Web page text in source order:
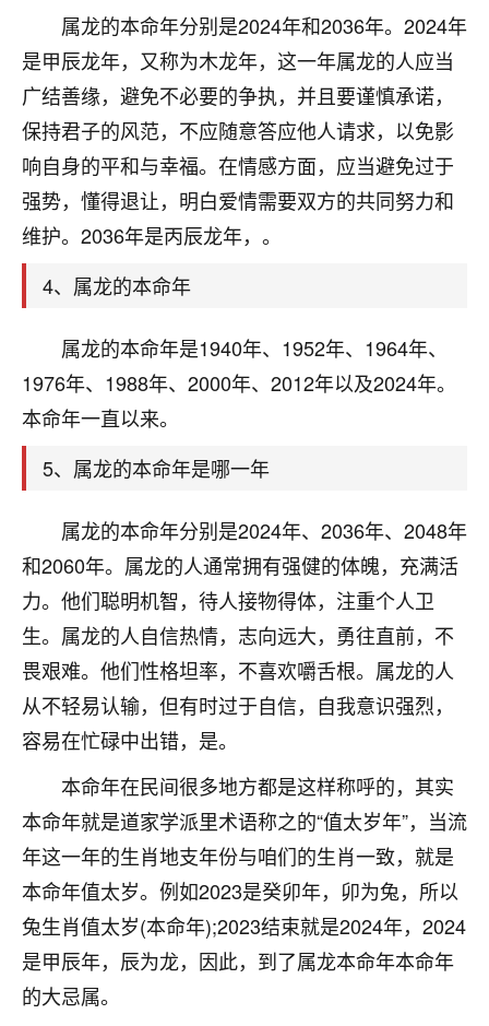
属龙的本命年分别是2024年和2036年。2024年
是甲辰龙年，又称为木龙年，这一年属龙的人应当
广结善缘，避免不必要的争执，并且要谨慎承诺，
保持君子的风范，不应随意答应他人请求，以免影
响自身的平和与幸福。在情感方面，应当避免过于
强势，懂得退让，明白爱情需要双方的共同努力和
维护。2036年是丙辰龙年，。
4、属龙的本命年
属龙的本命年是1940年、1952年、1964年、
1976年、1988年、2000年、2012年以及2024年。
本命年一直以来。
5、属龙的本命年是哪一年
属龙的本命年分别是2024年、2036年、2048年
和2060年。属龙的人通常拥有强健的体魄，充满活
力。他们聪明机智，待人接物得体，注重个人卫
生。属龙的人自信热情，志向远大，勇往直前，不
畏艰难。他们性格坦率，不喜欢嚼舌根。属龙的人
从不轻易认输，但有时过于自信，自我意识强烈，
容易在忙碌中出错，是。
本命年在民间很多地方都是这样称呼的，其实
本命年就是道家学派里术语称之的“值太岁年”，当流
年这一年的生肖地支年份与咱们的生肖一致，就是
本命年值太岁。例如2023是癸卯年，卯为兔，所以
兔生肖值太岁(本命年);2023结束就是2024年，2024
是甲辰年，辰为龙，因此，到了属龙本命年本命年
的大忌属。
心若莲花
我是做餐饮的，这两年，生意屡屡受挫，店开一家关
一家，要么生意不好，生意好的就出事。前些年攒的
家底快败光了，真是倒霉！我也想找人看看到底怎么
回事？
鹿森：你可以找老师看看，人有时不服命不行
啊！
太阳当空赵：我也做餐饮的，生意不算大，但
是我从找店开始都是找慧来老师跟进的，选
址、风水、还有开业日子，哪哪都看了，虽然
大环境不好，但是我家生意还可以，前几天又
2小时前 来自海南 18
梦醒时分
我女儿高二叛逆，大半年不上学，一说她就要死要活
做完，我女儿跟变了个人一样，不期望她能考多好的
大学，只要能安安稳稳的把书读了，身体心理都健健
康康的我就很知足了！
鹿森：可怜天下父母心啊！
3小时前 来自河北 16
付深
三个，找老师的时候是抱着侥幸心理，没想到老师看
着我晋升有望，我半信半疑的按照老师建议，做了化
太岁还有一个发钱粮，本来年前的人事调整，拖到年
后，我以为都没戏了，结果开年一上班，开会提拔升
职第一个就是我，职务无所谓，主要是底薪加了
3000，非常开心，无论如何，感恩感谢！🙏🏻
鹿森 ：恭喜升职加薪！！，请客吗？�